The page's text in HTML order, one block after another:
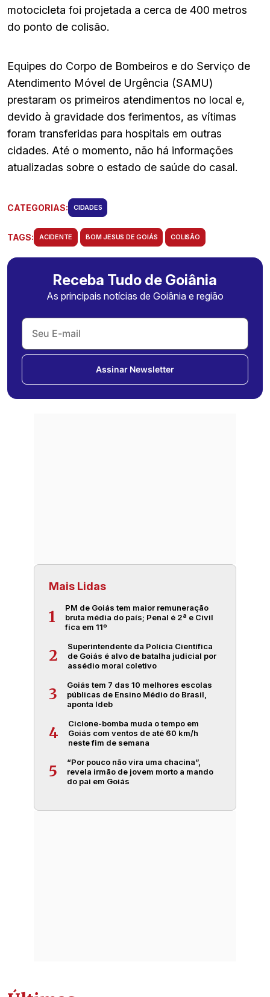
motocicleta foi projetada a cerca de 400 metros
do ponto de colisão.
Equipes do Corpo de Bombeiros e do Serviço de
Atendimento Móvel de Urgência (SAMU)
prestaram os primeiros atendimentos no local e,
devido à gravidade dos ferimentos, as vítimas
foram transferidas para hospitais em outras
cidades. Até o momento, não há informações
atualizadas sobre o estado de saúde do casal.
CATEGORIAS: CIDADES
TAGS: ACIDENTE BOM JESUS DE GOIÁS COLISÃO
Receba Tudo de Goiânia
As principais notícias de Goiânia e região
Assinar Newsletter
Mais Lidas
1
PM de Goiás tem maior remuneração
bruta média do país; Penal é 2ª e Civil
fica em 11º
2
Superintendente da Polícia Científica
de Goiás é alvo de batalha judicial por
assédio moral coletivo
3
Goiás tem 7 das 10 melhores escolas
públicas de Ensino Médio do Brasil,
aponta Ideb
4
Ciclone-bomba muda o tempo em
Goiás com ventos de até 60 km/h
neste fim de semana
5
“Por pouco não vira uma chacina”,
revela irmão de jovem morto a mando
do pai em Goiás